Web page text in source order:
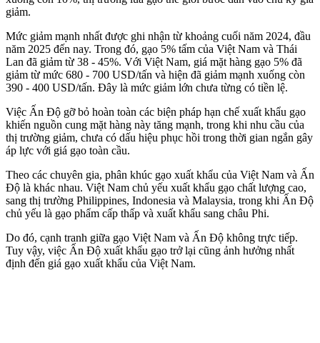
giảm.
Mức giảm mạnh nhất được ghi nhận từ khoảng cuối năm 2024, đầu
năm 2025 đến nay. Trong đó, gạo 5% tấm của Việt Nam và Thái
Lan đã giảm từ 38 - 45%. Với Việt Nam, giá mặt hàng gạo 5% đã
giảm từ mức 680 - 700 USD/tấn và hiện đã giảm mạnh xuống còn
390 - 400 USD/tấn. Đây là mức giảm lớn chưa từng có tiền lệ.
Việc Ấn Độ gỡ bỏ hoàn toàn các biện pháp hạn chế xuất khẩu gạo
khiến nguồn cung mặt hàng này tăng mạnh, trong khi nhu cầu của
thị trường giảm, chưa có dấu hiệu phục hồi trong thời gian ngắn gây
áp lực với giá gạo toàn cầu.
Theo các chuyên gia, phân khúc gạo xuất khẩu của Việt Nam và Ấn
Độ là khác nhau. Việt Nam chủ yếu xuất khẩu gạo chất lượng cao,
sang thị trường Philippines, Indonesia và Malaysia, trong khi Ấn Độ
chủ yếu là gạo phẩm cấp thấp và xuất khẩu sang châu Phi.
Do đó, cạnh tranh giữa gạo Việt Nam và Ấn Độ không trực tiếp.
Tuy vậy, việc Ấn Độ xuất khẩu gạo trở lại cũng ảnh hưởng nhất
định đến giá gạo xuất khẩu của Việt Nam.